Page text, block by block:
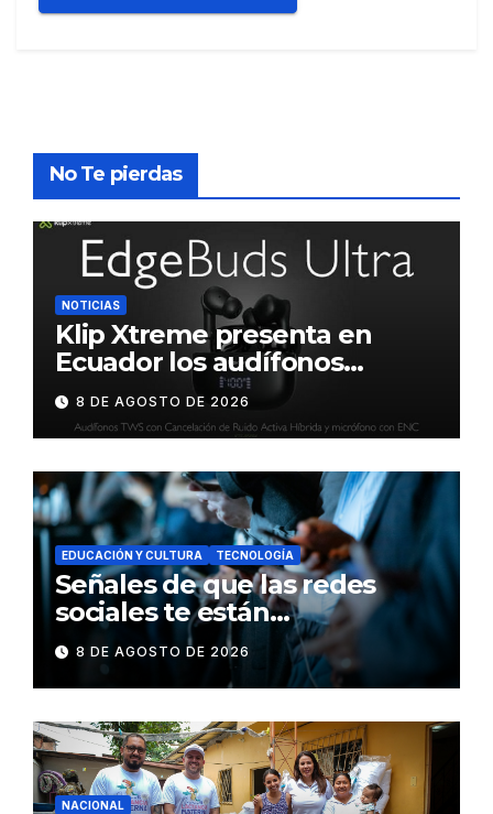
No Te pierdas
NOTICIAS
Klip Xtreme presenta en
Ecuador los audífonos
DynaBuds con sonido
inteligente y control táctil
8 DE AGOSTO DE 2026
EDUCACIÓN Y CULTURA TECNOLOGÍA
Señales de que las redes
sociales te están
consumiendo
8 DE AGOSTO DE 2026
NACIONAL